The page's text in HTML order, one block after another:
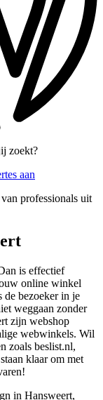
zoekt?
aan
professionals uit
is effectief
online winkel
de bezoeker in je
weggaan zonder
zijn webshop
webwinkels. Wil
zoals beslist.nl,
klaar om met
in Hansweert,